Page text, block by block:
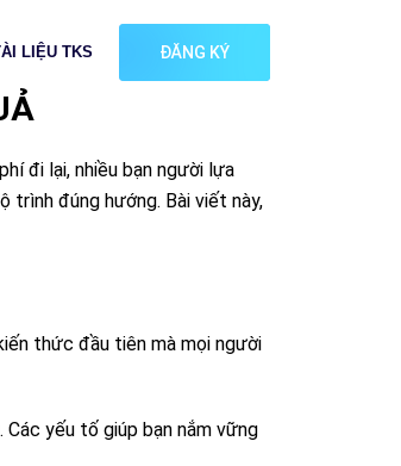
LIỆU TKS ĐĂNG KÝ
đi lại, nhiều bạn người lựa
trình đúng hướng. Bài viết này,
thức đầu tiên mà mọi người
yếu tố giúp bạn nắm vững